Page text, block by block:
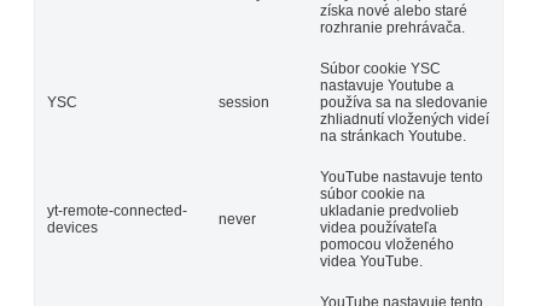
získa nové alebo staré
rozhranie prehrávača.
YSC session
Súbor cookie YSC
nastavuje Youtube a
používa sa na sledovanie
zhliadnutí vložených videí
na stránkach Youtube.
yt-remote-connected-
devices
never
YouTube nastavuje tento
súbor cookie na
ukladanie predvolieb
videa používateľa
pomocou vloženého
videa YouTube.